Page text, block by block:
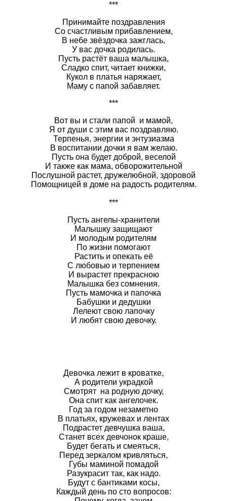
***
Принимайте поздравления
Со счастливым прибавлением,
В небе звёздочка зажглась,
У вас дочка родилась.
Пусть растёт ваша малышка,
Сладко спит, читает книжки,
Кукол в платья наряжает,
Маму с папой забавляет.
***
Вот вы и стали папой и мамой,
Я от души с этим вас поздравляю.
Терпенья, энергии и энтузиазма
В воспитании дочки я вам желаю.
Пусть она будет доброй, веселой
И также как мама, обворожительной
Послушной растет, дружелюбной, здоровой
Помощницей в доме на радость родителям.
***
Пусть ангелы-хранители
Малышку защищают
И молодым родителям
По жизни помогают
Растить и опекать её
С любовью и терпением
И вырастет прекрасною
Малышка без сомнения.
Пусть мамочка и папочка
Бабушки и дедушки
Лелеют свою лапочку
И любят свою девочку.
Девочка лежит в кроватке,
А родители украдкой
Смотрят на родную дочку,
Она спит как ангелочек.
Год за годом незаметно
В платьях, кружевах и лентах
Подрастет девчушка ваша,
Станет всех девчонок краше,
Будет бегать и смеяться,
Перед зеркалом кривляться,
Губы маминой помадой
Разукрасит так, как надо.
Будут с бантиками косы,
Каждый день по сто вопросов: